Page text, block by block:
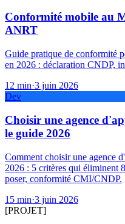
Conformité mobile au
ANRT
Guide pratique de conformité
en 2026 : déclaration CNDP,
12 min·3 juin 2026
Dev
Choisir une agence
le guide 2026
Comment choisir une agence
2026 : 5 critères qui éliminent
poser, conformité CMI/CNDP.
15 min·3 juin 2026
[PROJET]